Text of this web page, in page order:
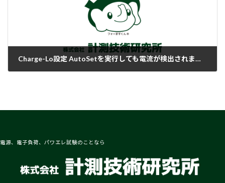
Charge-Lo設定 AutoSetを実行しても電流が検出されません。
電源、電子負荷、パワエレ試験のことなら